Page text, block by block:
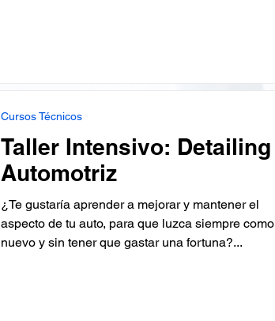
Taller Intensivo: Detailing
Automotriz
¿Te gustaría aprender a mejorar y mantener el
aspecto de tu auto, para que luzca siempre como
nuevo y sin tener que gastar una fortuna?...
Cursos Técnicos